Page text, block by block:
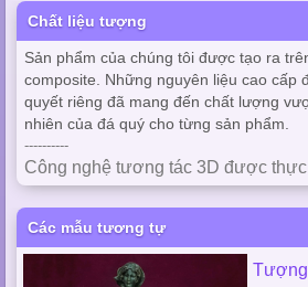
Chất liệu tượng
Sản phẩm của chúng tôi được tạo ra
composite. Những nguyên liệu cao cấp
quyết riêng đã mang đến chất lượng
nhiên của đá quý cho từng sản phẩm.
----------
Công nghệ tương tác 3D được
Các mẫu tương tự